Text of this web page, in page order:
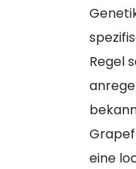
Regel
eine